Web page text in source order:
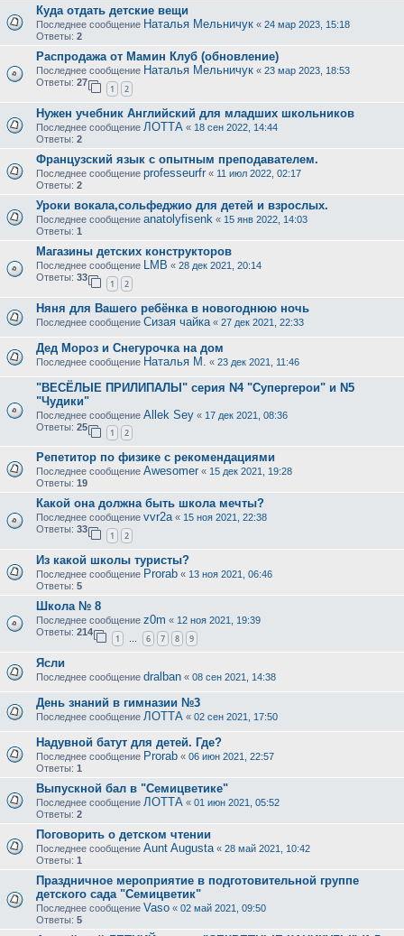
Куда отдать детские вещи
Последнее сообщение Наталья Мельничук « 24 мар 2023, 15:18
Ответы: 2
Распродажа от Мамин Клуб (обновление)
Последнее сообщение Наталья Мельничук « 23 мар 2023, 18:53
Ответы: 27
1 2
Нужен учебник Английский для младших школьников
Последнее сообщение ЛОТТА « 18 сен 2022, 14:44
Ответы: 2
Французский язык с опытным преподавателем.
Последнее сообщение professeurfr « 11 июл 2022, 02:17
Ответы: 2
Уроки вокала,сольфеджио для детей и взрослых.
Последнее сообщение anatolyfisenk « 15 янв 2022, 14:03
Ответы: 1
Магазины детских конструкторов
Последнее сообщение LMB « 28 дек 2021, 20:14
Ответы: 33
1 2
Няня для Вашего ребёнка в новогоднюю ночь
Последнее сообщение Сизая чайка « 27 дек 2021, 22:33
Дед Мороз и Снегурочка на дом
Последнее сообщение Наталья М. « 23 дек 2021, 11:46
"ВЕСЁЛЫЕ ПРИЛИПАЛЫ" серия N4 "Cупергерои" и N5
"Чудики"
Последнее сообщение Allek Sey « 17 дек 2021, 08:36
Ответы: 25
1 2
Репетитор по физике с рекомендациями
Последнее сообщение Awesomer « 15 дек 2021, 19:28
Ответы: 19
Какой она должна быть школа мечты?
Последнее сообщение vvr2a « 15 ноя 2021, 22:38
Ответы: 33
1 2
Из какой школы туристы?
Последнее сообщение Prorab « 13 ноя 2021, 06:46
Ответы: 5
Школа № 8
Последнее сообщение z0m « 12 ноя 2021, 19:39
Ответы: 214
1 … 6 7 8 9
Ясли
Последнее сообщение dralban « 08 сен 2021, 14:38
День знаний в гимназии №3
Последнее сообщение ЛОТТА « 02 сен 2021, 17:50
Надувной батут для детей. Где?
Последнее сообщение Prorab « 06 июн 2021, 22:57
Ответы: 1
Выпускной бал в "Семицветике"
Последнее сообщение ЛОТТА « 01 июн 2021, 05:52
Ответы: 2
Поговорить о детском чтении
Последнее сообщение Aunt Augusta « 28 май 2021, 10:42
Ответы: 1
Праздничное мероприятие в подготовительной группе
детского сада "Семицветик"
Последнее сообщение Vaso « 02 май 2021, 09:50
Ответы: 5